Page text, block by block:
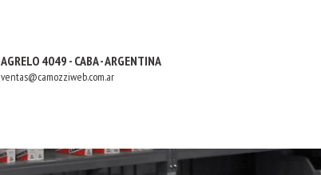
AGRELO 4049 - CABA - ARGENTINA
ventas@camozziweb.com.ar